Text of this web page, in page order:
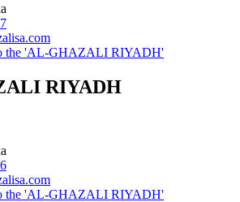
the 'AL-GHAZALI RIYADH'
RIYADH
the 'AL-GHAZALI RIYADH'